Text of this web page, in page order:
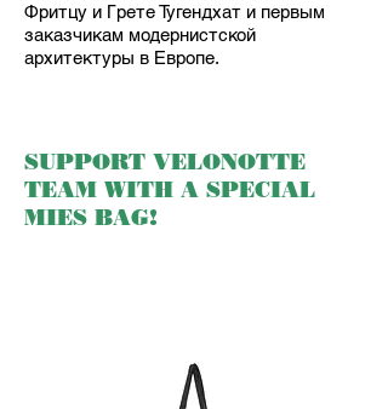
Фритцу и Грете Тугендхат и первым
заказчикам модернистской
архитектуры в Европе.
SUPPORT VELONOTTE
TEAM WITH A SPECIAL
MIES BAG!